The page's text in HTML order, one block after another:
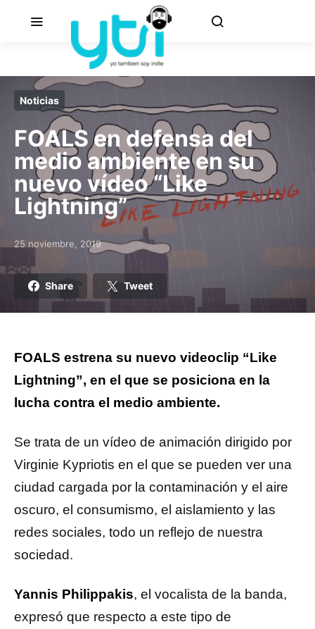
Noticias
FOALS en defensa del
medio ambiente en su
nuevo vídeo “Like
Lightning”
Posted on
25 noviembre, 2019
Share Tweet
FOALS estrena su nuevo videoclip “Like
Lightning”, en el que se posiciona en la
lucha contra el medio ambiente.
Se trata de un vídeo de animación dirigido por
Virginie Kypriotis en el que se pueden ver una
ciudad cargada por la contaminación y el aire
oscuro, el consumismo, el aislamiento y las
redes sociales, todo un reflejo de nuestra
sociedad.
Yannis Philippakis, el vocalista de la banda,
expresó que respecto a este tipo de